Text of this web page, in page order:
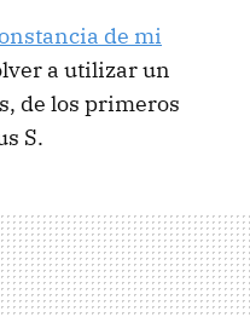
de mi
a utilizar un
de los primeros
S.